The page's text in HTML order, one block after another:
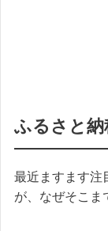
ふるさと納
最近ますます注
が、なぜそこま